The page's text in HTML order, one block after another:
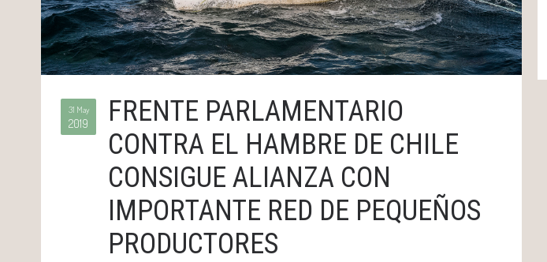
31 May
2019
FRENTE PARLAMENTARIO
CONTRA EL HAMBRE DE CHILE
CONSIGUE ALIANZA CON
IMPORTANTE RED DE PEQUEÑOS
PRODUCTORES